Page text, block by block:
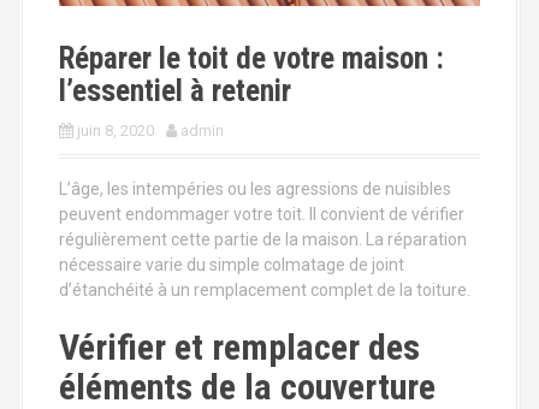
Réparer le toit de votre maison :
l’essentiel à retenir
juin 8, 2020 admin
L’âge, les intempéries ou les agressions de nuisibles
peuvent endommager votre toit. Il convient de vérifier
régulièrement cette partie de la maison. La réparation
nécessaire varie du simple colmatage de joint
d’étanchéité à un remplacement complet de la toiture.
Vérifier et remplacer des
éléments de la couverture